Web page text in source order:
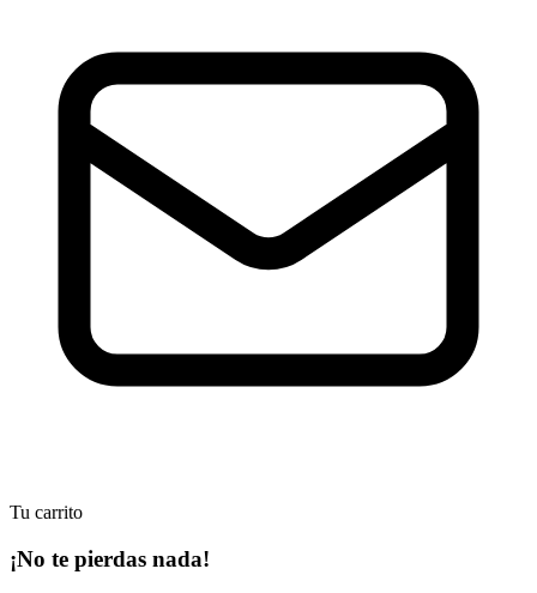
Tu carrito
¡No te pierdas nada!